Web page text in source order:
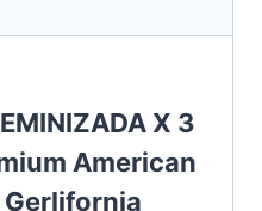
X 3
American
Gerlifornia